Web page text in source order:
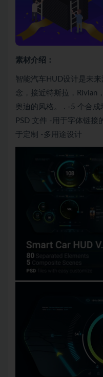
素材介绍：
智能汽车HUD设计是未
念，接近特斯拉，Rivian
奥迪的风格。 . -5 个合
PSD 文件 -用于字体链接
于定制 -多用途设计